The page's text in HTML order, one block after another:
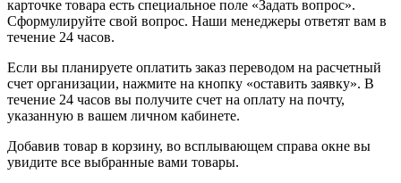
карточке товара есть специальное поле «Задать вопрос».
Сформулируйте свой вопрос. Наши менеджеры ответят вам в
течение 24 часов.
Если вы планируете оплатить заказ переводом на расчетный
счет организации, нажмите на кнопку «оставить заявку». В
течение 24 часов вы получите счет на оплату на почту,
указанную в вашем личном кабинете.
Добавив товар в корзину, во всплывающем справа окне вы
увидите все выбранные вами товары.